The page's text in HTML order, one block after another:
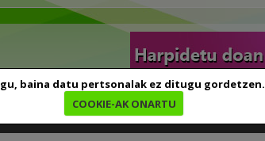
baina datu pertsonalak ez ditugu gordetzen.
COOKIE-AK ONARTU
Euskara ikasten